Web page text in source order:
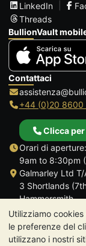
Utilizziamo
le preferenze del
utilizzano i nostri
LinkedIn
Threads
BullionVault
Contattaci
+44 (0)20 8600
Clicca per
Orari di aperture:
9am to 8:30pm
Galmarley Ltd T/
3 Shortlands
Hammersmith
Londra
W6 8DA
Regno Unito